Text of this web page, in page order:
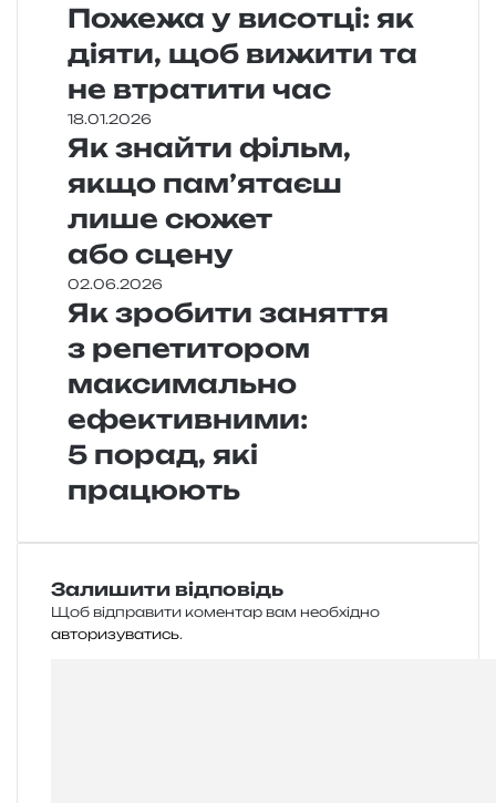
Пожежа у висотці: як
діяти, щоб вижити та
не втратити час
18.01.2026
Як знайти фільм,
якщо пам’ятаєш
лише сюжет
або сцену
02.06.2026
Як зробити заняття
з репетитором
максимально
ефективними:
5 порад, які
працюють
Залишити відповідь
Щоб відправити коментар вам необхідно
авторизуватись.